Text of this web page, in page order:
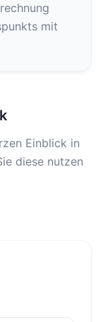
mit
Einblick in
diese nutzen